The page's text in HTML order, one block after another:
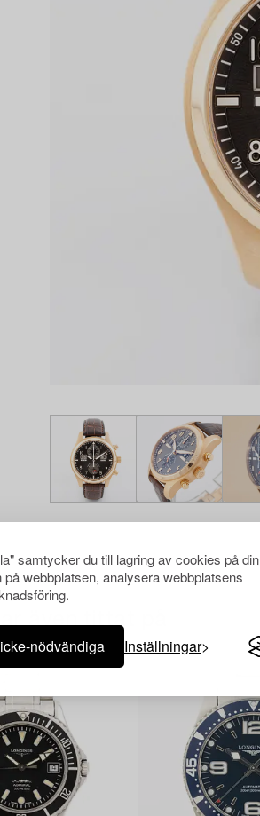
samtycker du till lagring av cookies på din
webbplatsen, analysera webbplatsens
nödvändiga Inställningar
även tittat på